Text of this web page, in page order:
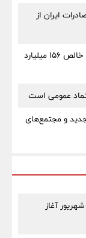
ایران از
انتشار صورت‌های مالی ۳ ماهه بیمه رازی؛ سود خالص ۱۵۶ میلیارد
عمومی است
و مجتمع‌های
خبر مهم برای بازنشستگان؛ واریز معوقات از ۱۰ شهریور آغاز